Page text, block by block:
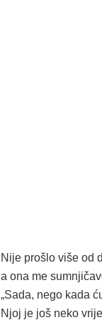
Nije prošlo više od
a ona me
„Sada, nego kada
Njoj je još neko